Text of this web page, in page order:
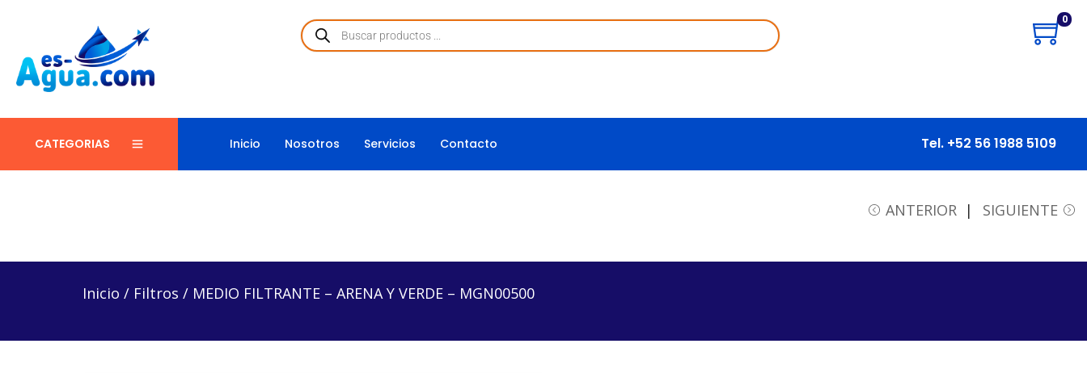
0
CATEGORIAS Inicio Nosotros Servicios Contacto Tel. +52 56 1988 5109
ANTERIOR SIGUIENTE
Inicio / Filtros / MEDIO FILTRANTE – ARENA Y VERDE – MGN00500